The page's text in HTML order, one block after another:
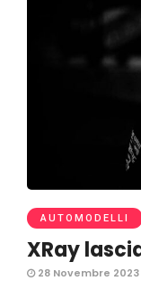
AUTOMODELLI
XRay
28 Novembre 2023